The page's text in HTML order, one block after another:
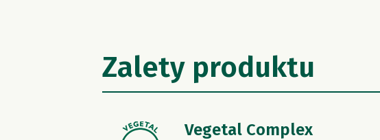
Zalety produktu
Vegetal Complex